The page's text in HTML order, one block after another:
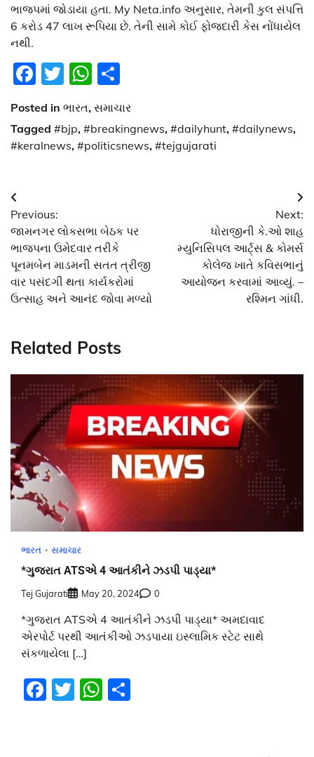
ભાજપમાં જોડાયા હતા. My Neta.info અનુસાર, તેમની કુલ સંપત્તિ
6 કરોડ 47 લાખ રૂપિયા છે. તેની સામે કોઈ ફોજદારી કેસ નોંધાયેલ
નથી.
Facebook
TwitterWhatsApp
Posted in ભારત, સમાચાર
Tagged #bjp, #breakingnews, #dailyhunt, #dailynews,
#keralnews, #politicsnews, #tejgujarati
Post
navigation
Previous:
જામનગર લોકસભા બેઠક પર
ભાજપના ઉમેદવાર તરીકે
પૂનમબેન માડમની સતત ત્રીજી
વાર પસંદગી થતા કાર્યકરોમાં
ઉત્સાહ અને આનંદ જોવા મળ્યો
Next:
ધોરાજીની કે.ઓ શાહ
મ્યુનિસિપલ આર્ટ્સ & કોમર્સ
કોલેજ ખાતે કવિસભાનું
આયોજન કરવામાં આવ્યું. –
રશ્મિન ગાંધી.
Related Posts
ભારત સમાચાર
*ગુજરાત ATSએ 4 આતંકીને ઝડપી પાડ્યા*
Tej Gujarati May 20, 2024 0
*ગુજરાત ATSએ 4 આતંકીને ઝડપી પાડ્યા* અમદાવાદ
એરપોર્ટ પરથી આતંકીઓ ઝડપાયા ઇસ્લામિક સ્ટેટ સાથે
સંકળાયેલા […]
Facebook
TwitterWhatsApp